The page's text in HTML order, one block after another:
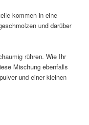
kommen in eine
und darüber
rühren. Wie Ihr
Mischung ebenfalls
und einer kleinen